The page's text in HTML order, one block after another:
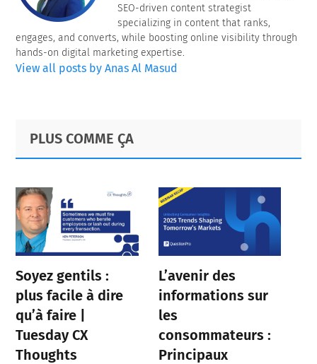
SEO-driven content strategist
specializing in content that ranks,
engages, and converts, while boosting online visibility through
hands-on digital marketing expertise.
View all posts by Anas Al Masud
Primary
Sidebar
Footer
PLUS COMME ÇA
Soyez gentils :
plus facile à dire
qu’à faire |
Tuesday CX
Thoughts
L’avenir des
informations sur
les
consommateurs :
Principaux